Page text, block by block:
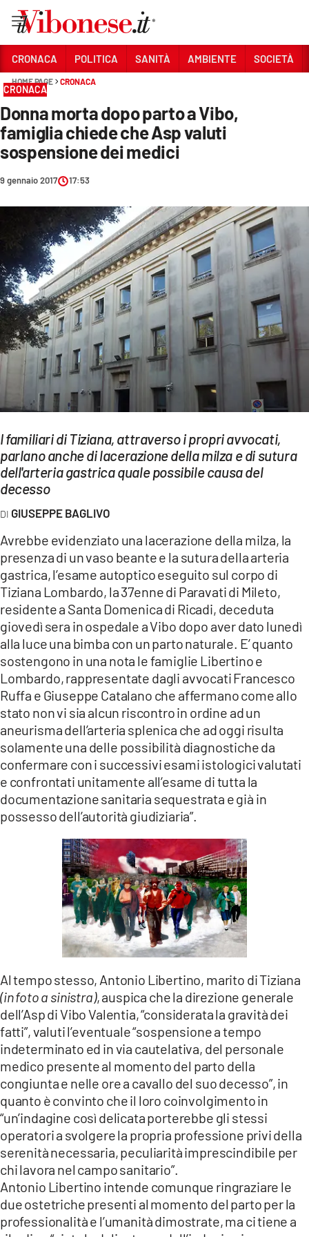
Sezioni
CRONACA
POLITICA
SOCIETÀ
CULTURA
ECONOMIA E LAVORO
EVENTI
SPORT
LAC TV
LAC NETWORK
LAC ONAIR
LaC
LACPLAY.IT
LACTV.IT
LACONAIR.IT
LACITYMAG.IT
ILREGGINO.IT
COSENZACHANNEL.IT
ILVIBONESE.IT
CATANZAROCHANNEL.IT
LACAPITALENEWS.IT
App
CRONACA POLITICA SANITÀ AMBIENTE SOCIETÀ
HOME PAGE CRONACA
CRONACA
Donna morta dopo parto a Vibo,
famiglia chiede che Asp valuti
sospensione dei medici
9 gennaio 2017 17:53
I familiari di Tiziana, attraverso i propri avvocati,
parlano anche di lacerazione della milza e di sutura
dell'arteria gastrica quale possibile causa del
decesso
GIUSEPPE BAGLIVO
Avrebbe evidenziato una lacerazione della milza, la
presenza di un vaso beante e la sutura della arteria
gastrica, l’esame autoptico eseguito sul corpo di
Tiziana Lombardo, la 37enne di Paravati di Mileto,
residente a Santa Domenica di Ricadi, deceduta
giovedì sera in ospedale a Vibo dopo aver dato lunedì
alla luce una bimba con un parto naturale. E’ quanto
sostengono in una nota le famiglie Libertino e
Lombardo, rappresentate dagli avvocati Francesco
Ruffa e Giuseppe Catalano che affermano come allo
stato non vi sia alcun riscontro in ordine ad un
aneurisma dell’arteria splenica che ad oggi risulta
solamente una delle possibilità diagnostiche da
confermare con i successivi esami istologici valutati
e confrontati unitamente all’esame di tutta la
documentazione sanitaria sequestrata e già in
possesso dell’autorità giudiziaria”.
Al tempo stesso, Antonio Libertino, marito di Tiziana
(in foto a sinistra), auspica che la direzione generale
dell’Asp di Vibo Valentia, “considerata la gravità dei
fatti”, valuti l’eventuale “sospensione a tempo
indeterminato ed in via cautelativa, del personale
medico presente al momento del parto della
congiunta e nelle ore a cavallo del suo decesso”, in
quanto è convinto che il loro coinvolgimento in
“un’indagine così delicata porterebbe gli stessi
operatori a svolgere la propria professione privi della
serenità necessaria, peculiarità imprescindibile per
chi lavora nel campo sanitario”.
Antonio Libertino intende comunque ringraziare le
due ostetriche presenti al momento del parto per la
professionalità e l’umanità dimostrate, ma ci tiene a